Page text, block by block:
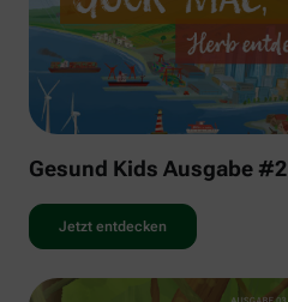
Gesund Kids Ausgabe #2
Jetzt entdecken